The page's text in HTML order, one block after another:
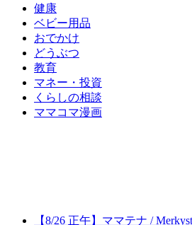
健康
ベビー用品
おでかけ
どうぶつ
教育
マネー・投資
くらしの相談
ママコマ漫画
【8/26 正午】ママテナ /